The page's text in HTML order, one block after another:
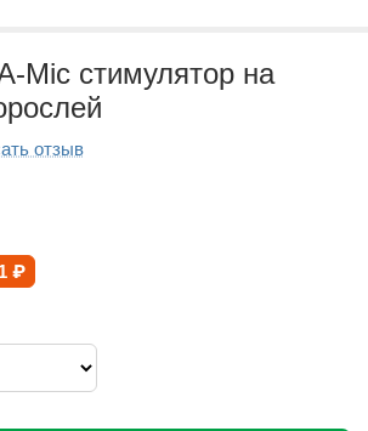
Mic стимулятор на
отзыв
₽